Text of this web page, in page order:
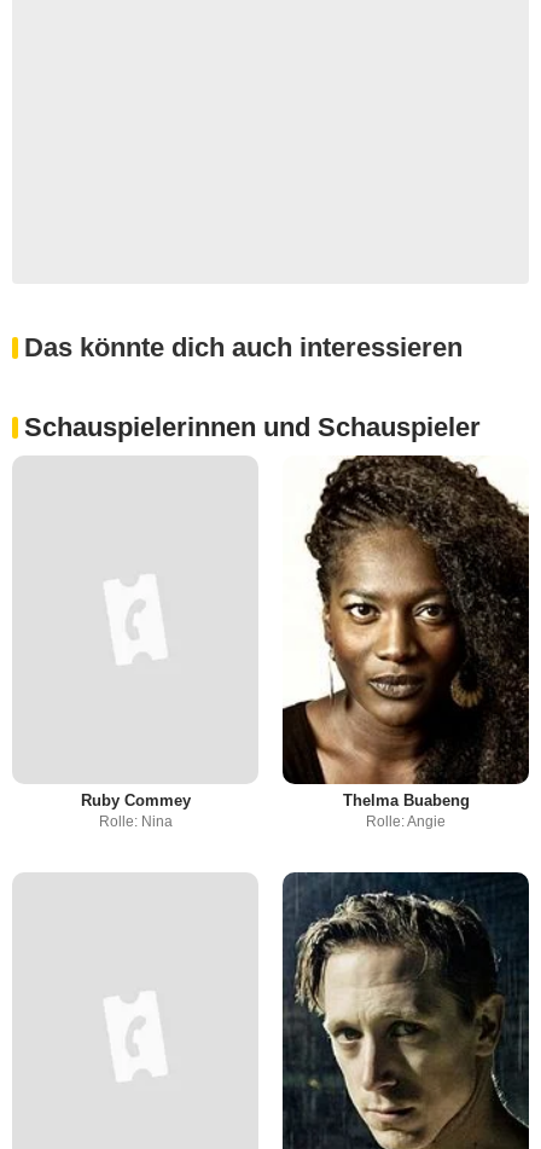
Das könnte dich auch interessieren
Schauspielerinnen und Schauspieler
Ruby Commey
Rolle: Nina
Thelma Buabeng
Rolle: Angie